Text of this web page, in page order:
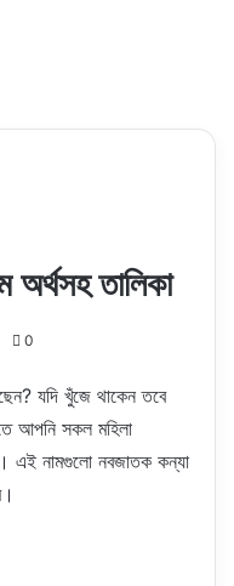
অর্থসহ তালিকা
0
যদি খুঁজে থাকেন তবে
আপনি সকল মহিলা
এই নামগুলো নবজাতক কন্যা